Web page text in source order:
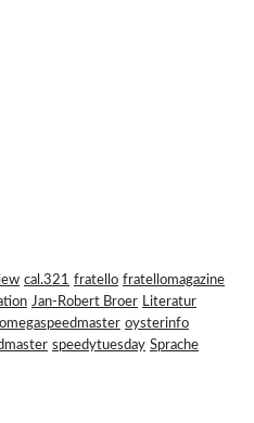
cal.321 fratello fratellomagazine
Jan-Robert Broer Literatur
omegaspeedmaster oysterinfo
speedytuesday Sprache